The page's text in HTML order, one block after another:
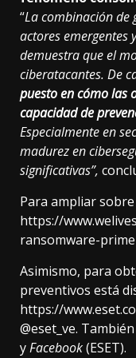
“La combinación de
actores emergentes
demuestra que el
ciberatacantes. De
puesto en cómo las
capacidad de
Especialmente en
madurez en
significativas”,
Para ampliar
https://
ransomware-
Asimismo, para
preventivos está
https://
@eset_ve. También
yFacebook(ESET).